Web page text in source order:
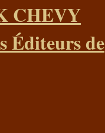
CHEVY
Éditeurs de